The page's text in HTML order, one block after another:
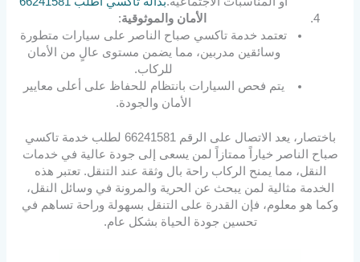
الأمان والموثوقية:
تعتمد خدمة تاكسي صباح الناصر على سيارات متطورة
وسائقين مدربين، مما يضمن مستوى عالٍ من الأمان
للركاب.
يتم فحص السيارات بانتظام للحفاظ على أعلى معايير
الأمان والجودة.
باختصار، يعد الاتصال على الرقم 66241581 لطلب خدمة تاكسي
صباح الناصر خياراً ممتازاً لمن يسعى إلى جودة عالية في خدمات
النقل، مما يمنح الركاب راحة بال وثقة عند التنقل. تعتبر هذه
الخدمة مثالية لمن يبحث عن الحرية والمرونة في وسائل النقل،
وكما هو معلوم، فإن القدرة على التنقل بسهولة وراحة تساهم في
تحسين جودة الحياة بشكل عام.